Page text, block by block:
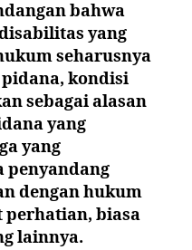
bahwa
yang
seharusnya
kondisi
sebagai alasan
yang
yang
penyandang
dengan hukum
biasa
lainnya.